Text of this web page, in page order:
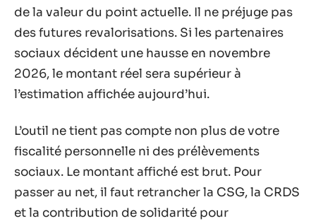
de la valeur du point actuelle. Il ne préjuge pas
des futures revalorisations. Si les partenaires
sociaux décident une hausse en novembre
2026, le montant réel sera supérieur à
l’estimation affichée aujourd’hui.
L’outil ne tient pas compte non plus de votre
fiscalité personnelle ni des prélèvements
sociaux. Le montant affiché est brut. Pour
passer au net, il faut retrancher la CSG, la CRDS
et la contribution de solidarité pour